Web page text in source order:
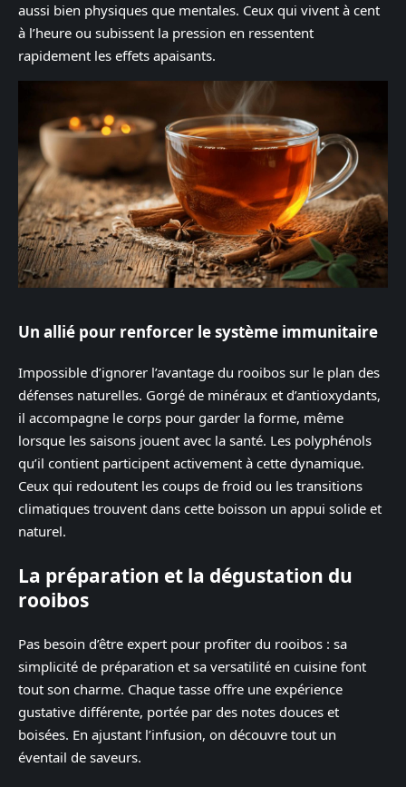
aussi bien physiques que mentales. Ceux qui vivent à cent
à l’heure ou subissent la pression en ressentent
rapidement les effets apaisants.
Un allié pour renforcer le système immunitaire
Impossible d’ignorer l’avantage du rooibos sur le plan des
défenses naturelles. Gorgé de minéraux et d’antioxydants,
il accompagne le corps pour garder la forme, même
lorsque les saisons jouent avec la santé. Les polyphénols
qu’il contient participent activement à cette dynamique.
Ceux qui redoutent les coups de froid ou les transitions
climatiques trouvent dans cette boisson un appui solide et
naturel.
La préparation et la dégustation du
rooibos
Pas besoin d’être expert pour profiter du rooibos : sa
simplicité de préparation et sa versatilité en cuisine font
tout son charme. Chaque tasse offre une expérience
gustative différente, portée par des notes douces et
boisées. En ajustant l’infusion, on découvre tout un
éventail de saveurs.